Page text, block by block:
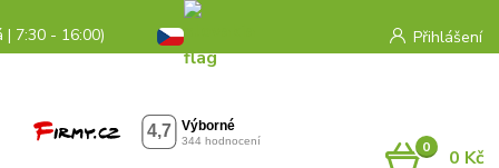
Přihlášení
| 7:30 - 16:00)
0 0 Kč